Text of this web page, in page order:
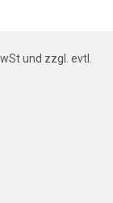
und zzgl. evtl.